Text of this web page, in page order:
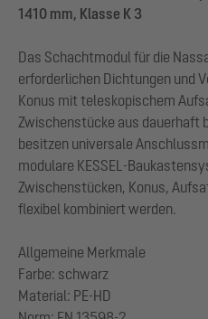
1410 mm, Klasse K 3
Das Schachtmodul für die
erforderlichen Dichtungen und
Konus mit teleskopischem
Zwischenstücke aus dauerhaft
besitzen universale
modulare KESSEL-
Zwischenstücken, Konus,
flexibel kombiniert werden.
Allgemeine Merkmale
Farbe: schwarz
Material: PE-HD